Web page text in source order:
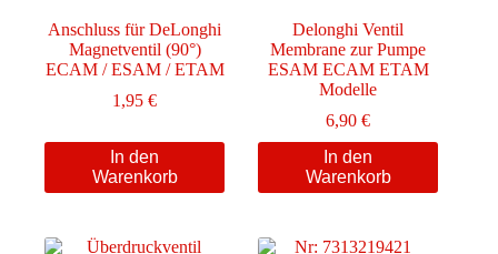
Anschluss für DeLonghi
Magnetventil (90°)
ECAM / ESAM / ETAM
1,95€
In den
Warenkorb
Delonghi Ventil
Membrane zur Pumpe
ESAM ECAM ETAM
Modelle
6,90€
In den
Warenkorb